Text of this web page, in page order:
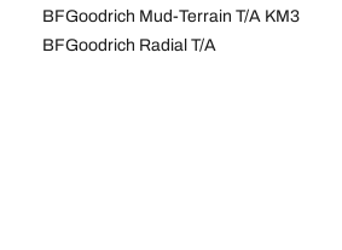
BFGoodrich Mud-Terrain T/A KM3
BFGoodrich Radial T/A